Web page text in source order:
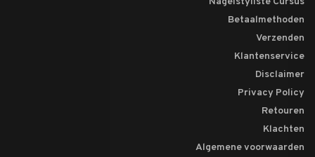
Betaalmethoden
Verzenden
Klantenservice
Disclaimer
Privacy Policy
Retouren
Klachten
Algemene voorwaarden